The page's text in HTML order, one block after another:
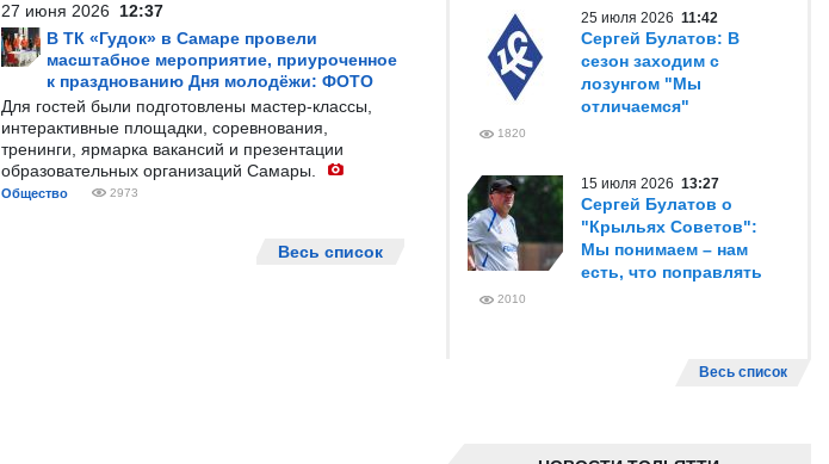
27 июня 2026 12:37
В ТК «Гудок» в Самаре провели
масштабное мероприятие, приуроченное
к празднованию Дня молодёжи: ФОТО
Для гостей были подготовлены мастер-классы,
интерактивные площадки, соревнования,
тренинги, ярмарка вакансий и презентации
образовательных организаций Самары.
Общество 2973
Весь список
25 июля 2026 11:42
Сергей Булатов: В
сезон заходим с
лозунгом "Мы
отличаемся"
1820
15 июля 2026 13:27
Сергей Булатов о
"Крыльях Советов":
Мы понимаем – нам
есть, что поправлять
2010
Весь список